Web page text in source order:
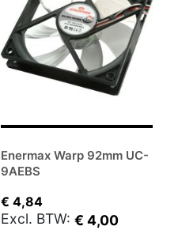
Enermax Warp 92mm UC-
9AEBS
€ 4,84
€ 4,00